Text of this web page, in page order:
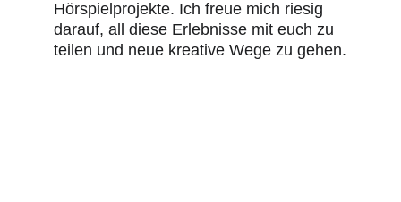
Hörspielprojekte. Ich freue mich riesig
darauf, all diese Erlebnisse mit euch zu
teilen und neue kreative Wege zu gehen.